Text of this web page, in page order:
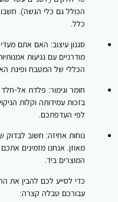
הכולל גם כלי הגשה).
כלל.
סגנון עיצוב: האם אתם
מודרניים עם נגיעות
הכללי של המטבח ופינת
חומר וגימור: פלדת אל-חלד
בזכות עמידותה וקלות
לפי העדפתכם.
נוחות אחיזה: חשוב לבדוק
מאוזן. אנחנו מזמינים
המוצרים ביד.
כדי לסייע לכם להבין את
עבורכם טבלה קצרה: